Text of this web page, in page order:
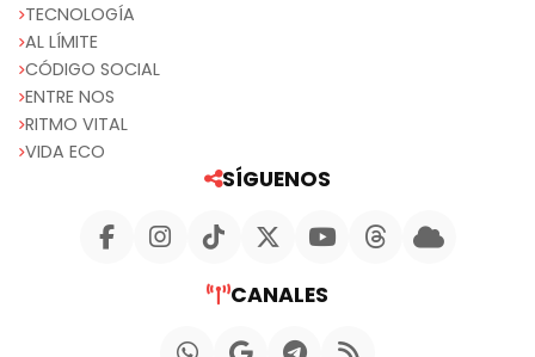
TECNOLOGÍA
AL LÍMITE
CÓDIGO SOCIAL
ENTRE NOS
RITMO VITAL
VIDA ECO
SÍGUENOS
CANALES